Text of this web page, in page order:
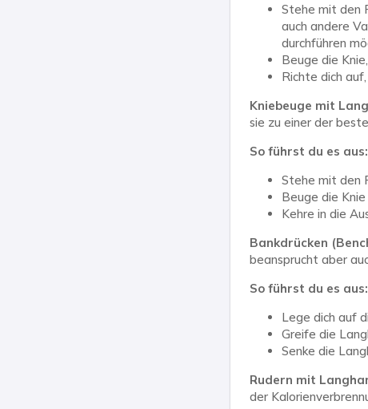
Stehe mit den
auch andere
durchführen
Beuge die
Richte dich
Kniebeuge mit
sie zu einer der
So führst du es aus:
Stehe mit den
Beuge die
Kehre in die
Bankdrücken
beansprucht aber
So führst du es aus:
Lege dich auf
Greife die
Senke die
Rudern mit
der